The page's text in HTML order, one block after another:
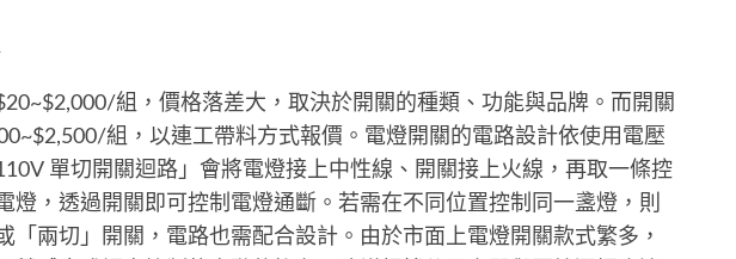
組，價格落差大，取決於開關的種類、功能與品牌。而開關
組，以連工帶料方式報價。電燈開關的電路設計依使用電壓
單切開關迴路」會將電燈接上中性線、開關接上火線，再取一條控
燈，透過開關即可控制電燈通斷。若需在不同位置控制同一盞燈，則
「兩切」開關，電路也需配合設計。由於市面上電燈開關款式繁多，